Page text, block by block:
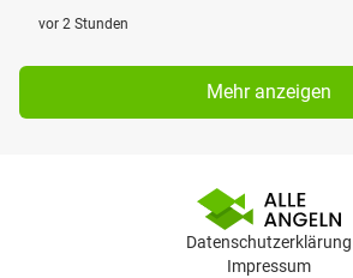
vor 2 Stunden
Mehr anzeigen
Datenschutzerklärung
Impressum